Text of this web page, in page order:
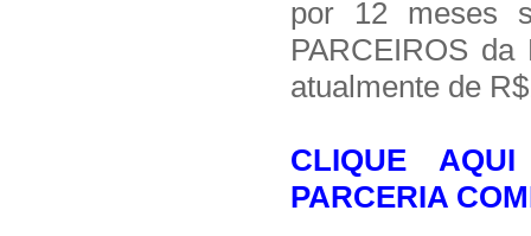
por 12 meses
PARCEIROS
atualmente de
CLIQUE
PARCERIA